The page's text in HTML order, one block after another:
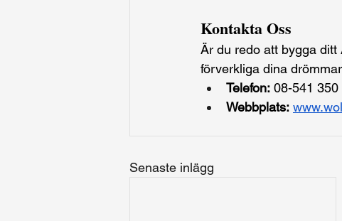
Kontakta Oss
Är du redo att bygga ditt
förverkliga dina
Telefon: 08-541 350
Webbplats:
Senaste inlägg